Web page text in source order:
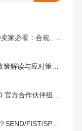
2026 年跨境电商最新政策解读｜亚马逊卖家必看：合规、成本与物流新机遇
美国海运、关税、亚马逊FBA费用最新政策解读与应对策略（2026版）
专业FBA物流运输服务商 | 亚马逊 SEND 官方合作伙伴纽酷国际物流
2026亚马逊FBA头程物流怎么选不踩坑？SEND/FIST/SPN官方认证物流商，只有这家敢承诺“准达率第一”